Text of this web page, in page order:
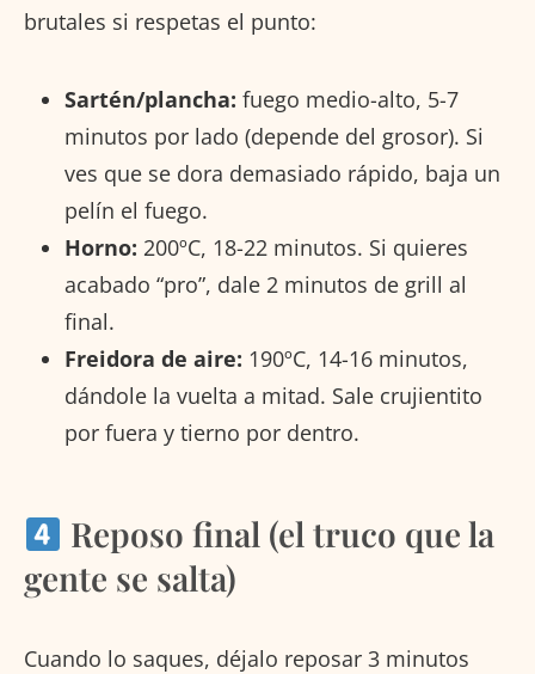
brutales si respetas el punto:
Sartén/plancha: fuego medio-alto, 5-7
minutos por lado (depende del grosor). Si
ves que se dora demasiado rápido, baja un
pelín el fuego.
Horno: 200ºC, 18-22 minutos. Si quieres
acabado “pro”, dale 2 minutos de grill al
final.
Freidora de aire: 190ºC, 14-16 minutos,
dándole la vuelta a mitad. Sale crujientito
por fuera y tierno por dentro.
Reposo final (el truco que la
gente se salta)
Cuando lo saques, déjalo reposar 3 minutos